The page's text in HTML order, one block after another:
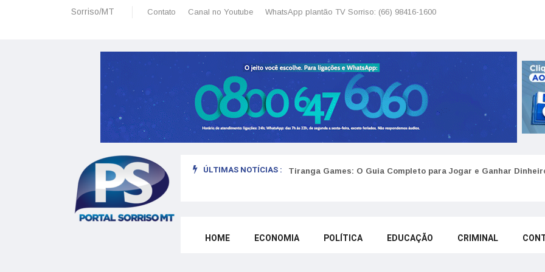
Sorriso/MT Contato Canal no Youtube WhatsApp plantão TV Sorriso: (66) 98416-1600
ÚLTIMAS NOTÍCIAS :
planeamento financeiro detalhado para não passar sufoco Tiranga Games: O Guia Completo para Jogar e Ganhar
HOME ECONOMIA POLÍTICA EDUCAÇÃO CRIMINAL